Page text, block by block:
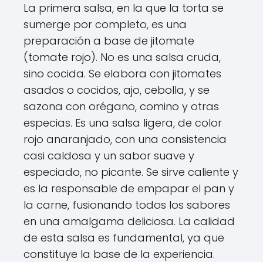
La primera salsa, en la que la torta se
sumerge por completo, es una
preparación a base de jitomate
(tomate rojo). No es una salsa cruda,
sino cocida. Se elabora con jitomates
asados o cocidos, ajo, cebolla, y se
sazona con orégano, comino y otras
especias. Es una salsa ligera, de color
rojo anaranjado, con una consistencia
casi caldosa y un sabor suave y
especiado, no picante. Se sirve caliente y
es la responsable de empapar el pan y
la carne, fusionando todos los sabores
en una amalgama deliciosa. La calidad
de esta salsa es fundamental, ya que
constituye la base de la experiencia.